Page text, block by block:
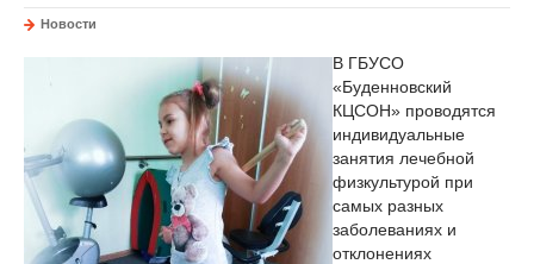
Новости
В ГБУСО
«Буденновский
КЦСОН» проводятся
индивидуальные
занятия лечебной
физкультурой при
самых разных
заболеваниях и
отклонениях